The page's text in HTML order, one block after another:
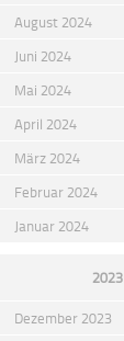
August 2024
Juni 2024
Mai 2024
April 2024
März 2024
Februar 2024
Januar 2024
2023
Dezember 2023